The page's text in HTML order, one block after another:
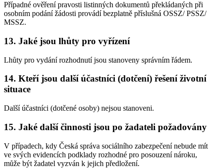
Případné ověření pravosti listinných dokumentů překládaných při
osobním podání žádosti provádí bezplatně příslušná OSSZ/ PSSZ/
MSSZ.
13. Jaké jsou lhůty pro vyřízení
Lhůty pro vydání rozhodnutí jsou stanoveny správním řádem.
14. Kteří jsou další účastníci (dotčení) řešení životní
situace
Další účastníci (dotčené osoby) nejsou stanoveni.
15. Jaké další činnosti jsou po žadateli požadovány
V případech, kdy Česká správa sociálního zabezpečení nebude mít
ve svých evidencích podklady rozhodné pro posouzení nároku,
může být žadatel vyzván k jejich předložení.